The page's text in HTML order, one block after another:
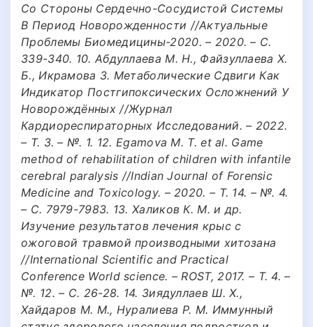
Со Стороны Сердечно-Сосудистой Системы
В Период Новорожденности //Актуальные
Проблемы Биомедицины-2020. – 2020. – С.
339-340. 10. Абдуллаева М. Н., Файзуллаева Х.
Б., Икрамова З. Метаболические Сдвиги Как
Индикатор Постгипоксических Осложнений У
Новорождённых //Журнал
Кардиореспираторных Исследований. – 2022.
– Т. 3. – №. 1. 12. Egamova M. T. et al. Game
method of rehabilitation of children with infantile
cerebral paralysis //Indian Journal of Forensic
Medicine and Toxicology. – 2020. – Т. 14. – №. 4.
– С. 7979-7983. 13. Халиков К. М. и др.
Изучение результатов лечения крыс с
ожоговой травмой производными хитозана
//International Scientific and Practical
Conference World science. – ROST, 2017. – Т. 4. –
№. 12. – С. 26-28. 14. Зиядуллаев Ш. Х.,
Хайдаров М. М., Нуралиева Р. М. Иммунный